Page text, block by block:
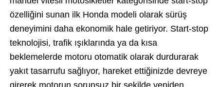
özelliğini sunan ilk Honda modeli olarak sürüş
deneyimini daha ekonomik hale getiriyor. Start-stop
teknolojisi, trafik ışıklarında ya da kısa
beklemelerde motoru otomatik olarak durdurarak
yakıt tasarrufu sağlıyor, hareket ettiğinizde devreye